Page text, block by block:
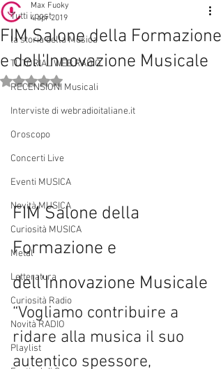
Tutti i post
la storia della Musica
TUTORIAL WEB RADIO
RECENSIONI Musicali
Interviste di webradioitaliane.it
Oroscopo
Concerti Live
Eventi MUSICA
Novità MUSICA
Curiosità MUSICA
Metal
Letteratura
Curiosità Radio
Novità RADIO
Playlist
FIM Salone della Formazione
e dell'Innovazione Musicale
Max Fuoky
4 apr 2019
Valutazione NaN stelle su 5.
FIM Salone della
Formazione e
dell'Innovazione Musicale
“Vogliamo contribuire a
ridare alla musica il suo
autentico spessore,